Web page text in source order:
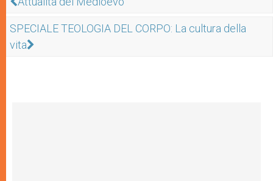
SPECIALE TEOLOGIA DEL CORPO: La cultura della
vita